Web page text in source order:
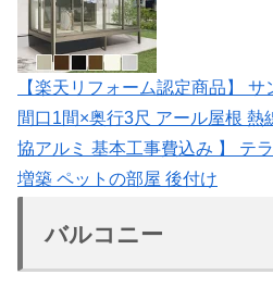
【楽天リフォーム認定商品】
間口1間×奥行3尺 アール屋根 熱
協アルミ 基本工事費込み 】 テ
増築 ペットの部屋 後付け
バルコニー